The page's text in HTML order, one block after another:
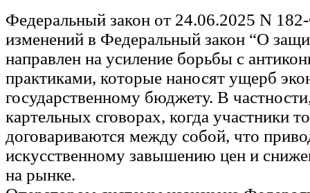
Федеральный закон от 24.06.2025 N
изменений в Федеральный закон “О
направлен на усиление борьбы с
практиками, которые наносят ущерб
государственному бюджету. В
картельных сговорах, когда участники
договариваются между собой, что
искусственному завышению цен и
на рынке.